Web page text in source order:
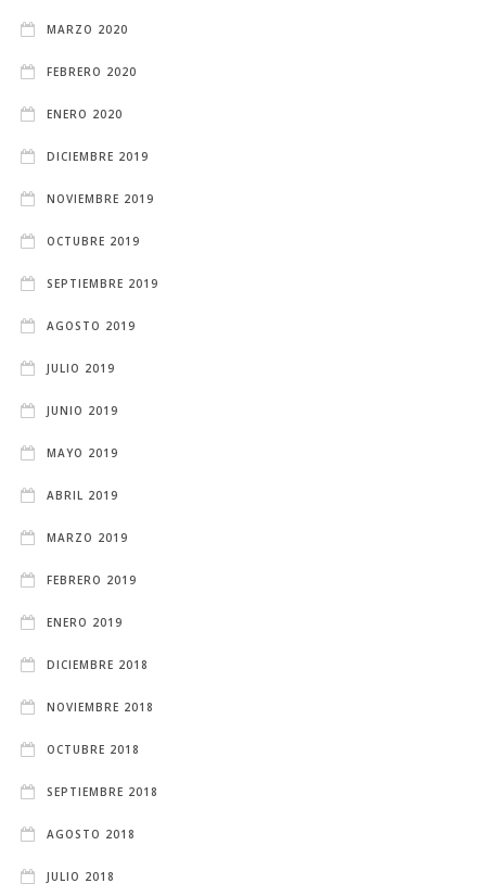
MARZO 2020
FEBRERO 2020
ENERO 2020
DICIEMBRE 2019
NOVIEMBRE 2019
OCTUBRE 2019
SEPTIEMBRE 2019
AGOSTO 2019
JULIO 2019
JUNIO 2019
MAYO 2019
ABRIL 2019
MARZO 2019
FEBRERO 2019
ENERO 2019
DICIEMBRE 2018
NOVIEMBRE 2018
OCTUBRE 2018
SEPTIEMBRE 2018
AGOSTO 2018
JULIO 2018